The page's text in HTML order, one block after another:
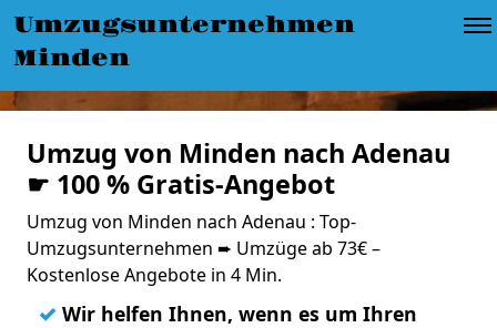
Umzugsunternehmen
Minden
Umzug von Minden nach Adenau
☛ 100 % Gratis-Angebot
Umzug von Minden nach Adenau : Top-
Umzugsunternehmen ➨ Umzüge ab 73€ –
Kostenlose Angebote in 4 Min.
✓ Wir helfen Ihnen, wenn es um Ihren